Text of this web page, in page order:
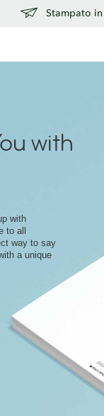
Stampato
with
with
to all
way to say
a unique